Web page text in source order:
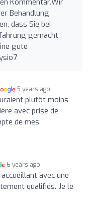
Behandlung
dass Sie bei
gemacht
gute
5 years ago
plutôt moins
avec prise de
de mes
6 years ago
avec une
qualifiés. Je le